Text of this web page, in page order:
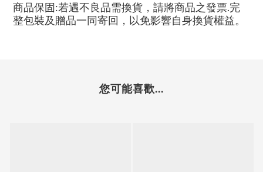
商品保固:若遇不良品需換貨，請將商品之發票.完
整包裝及贈品一同寄回，以免影響自身換貨權益。
您可能喜歡...